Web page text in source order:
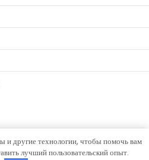
логикаТема Hourly News от
и другие технологии, чтобы помочь вам
лучший пользовательский опыт.